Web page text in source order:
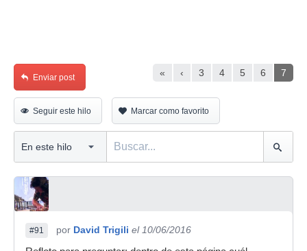
« ‹ 3 4 5 6 7
Enviar post
Seguir este hilo Marcar como favorito
#91 por David Trigili el 10/06/2016